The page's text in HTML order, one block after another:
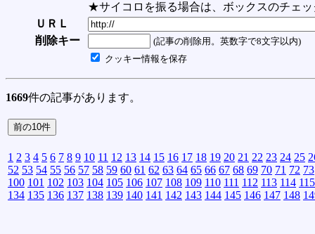
★サイコロを振る場合は、ボックスのチェッ
ＵＲＬ
削除キー
(記事の削除用。英数字で8文字以内)
クッキー情報を保存
1669件の記事があります。
1 2 3 4 5 6 7 8 9 10 11 12 13 14 15 16 17 18 19 20 21 22 23 24 25
52 53 54 55 56 57 58 59 60 61 62 63 64 65 66 67 68 69 70 71 72 73
100 101 102 103 104 105 106 107 108 109 110 111 112 113 114 115
134 135 136 137 138 139 140 141 142 143 144 145 146 147 148